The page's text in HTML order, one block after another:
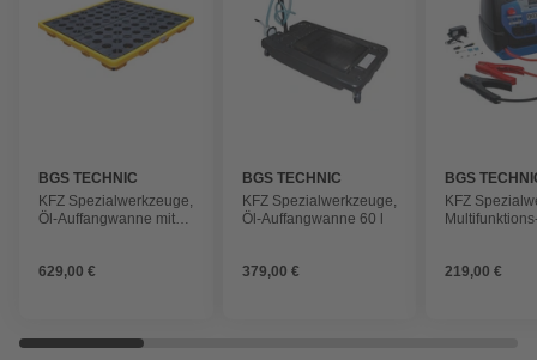
BGS TECHNIC
KFZ Spezialwerkzeuge,
Öl-Auffangwanne mit
629,00 €
BGS TECHNIC
KFZ Spezialwerkzeuge,
Öl-Auffangwanne 60 l
379,00 €
BGS
KFZ
Ah
219,00 €